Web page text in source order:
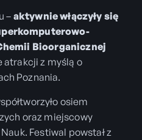
– aktywnie włączyły się
Bioorganicznej
atrakcji z myślą o
Poznania.
osiem
oraz miejscowy
Festiwal powstał z